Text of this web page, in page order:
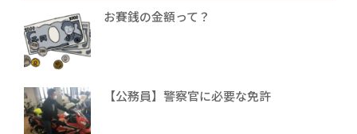
お賽銭の金額って？
【公務員】警察官に必要な免許